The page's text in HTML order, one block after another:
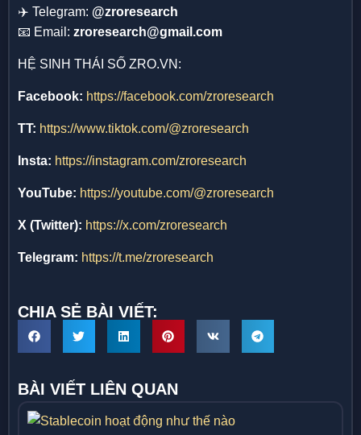
✈️ Telegram: @zroresearch
📧 Email: zroresearch@gmail.com
HỆ SINH THÁI SỐ ZRO.VN:
Facebook: https://facebook.com/zroresearch
TT: https://www.tiktok.com/@zroresearch
Insta: https://instagram.com/zroresearch
YouTube: https://youtube.com/@zroresearch
X (Twitter): https://x.com/zroresearch
Telegram: https://t.me/zroresearch
CHIA SẺ BÀI VIẾT:
BÀI VIẾT LIÊN QUAN